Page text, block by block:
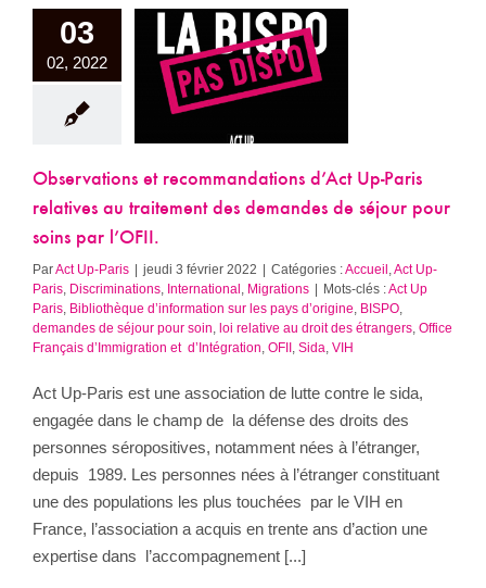
03
02, 2022
et
d’Act
relatives au
des
de séjour
par l’OFII.
Migrations
Observations et recommandations d’Act Up-Paris
relatives au traitement des demandes de séjour pour
soins par l’OFII.
ParAct Up-Paris | jeudi 3 février 2022 | Catégories :Accueil Act Up-
Paris Discriminations International Migrations | Mots-clés :Act Up
Paris Bibliothèque d’information sur les pays d’origine BISPO
demandes de séjour pour soin loi relative au droit des étrangers Office
Français d’Immigration et d’Intégration OFII Sida VIH
Act Up-Paris est une association de lutte contre le sida,
engagée dans le champ de la défense des droits des
personnes séropositives, notamment nées à l’étranger,
depuis 1989. Les personnes nées à l’étranger constituant
une des populations les plus touchées par le VIH en
France, l’association a acquis en trente ans d’action une
expertise dans l’accompagnement [...]